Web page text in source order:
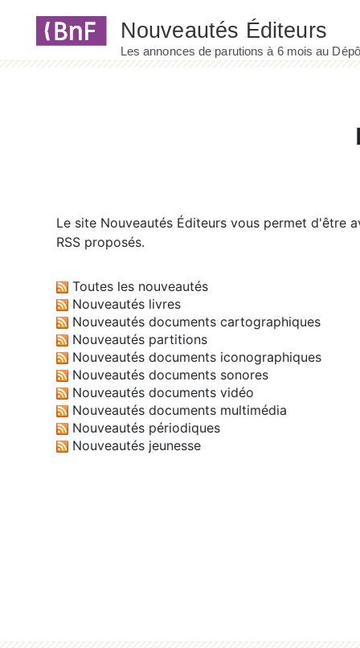
Le site Nouveautés Éditeurs vous permet d'être
RSS proposés.
Toutes les nouveautés
Nouveautés livres
Nouveautés documents cartographiques
Nouveautés partitions
Nouveautés documents iconographiques
Nouveautés documents sonores
Nouveautés documents vidéo
Nouveautés documents multimédia
Nouveautés périodiques
Nouveautés jeunesse